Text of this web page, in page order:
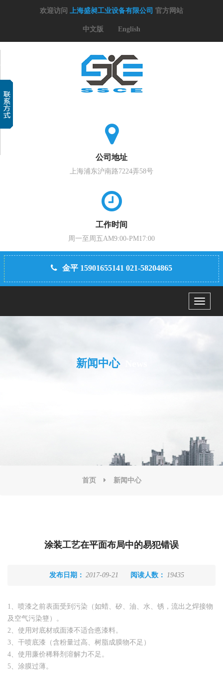
欢迎访问 上海盛昶工业设备有限公司 官方网站
中文版 English
公司地址
上海浦东沪南路7224弄58号
工作时间
周一至周五AM9:00-PM17:00
Menu
金平 15901655141 021-58204865
新闻中心
首页 新闻中心
涂装工艺在平面布局中的易犯错误
发布日期： 2017-09-21 阅读人数： 19435
1、喷漆之前表面受到污染（如蜡、矽、油、水、锈，流出之焊接物
及空气污染簦）。
2、使用对底材或面漆不适合悳漆料。
3、干喷底漆（含粉量过高、树脂成膜物不足）
4、使用廉价稀释剂溶解力不足。
5、涂膜过薄。